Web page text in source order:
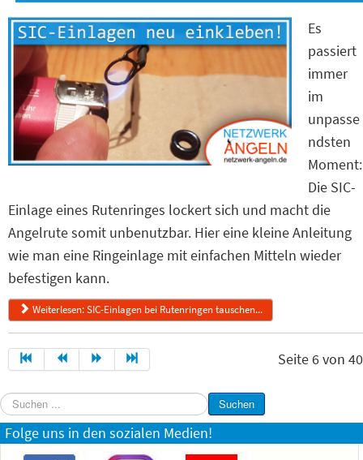
Es
passiert
immer
im
unpasse
ndsten
Moment:
Die SIC-
Einlage eines Rutenringes lockert sich und macht die
Angelrute somit unbenutzbar. Hier eine kleine Anleitung
wie man eine Ringeinlage mit einfachen Mitteln wieder
befestigen kann.
Weiterlesen: SIC-Einlagen bei Rutenringen tauschen...
Seite 6 von 40
Suchen
...
Suchen
Folge uns in den sozialen Medien!